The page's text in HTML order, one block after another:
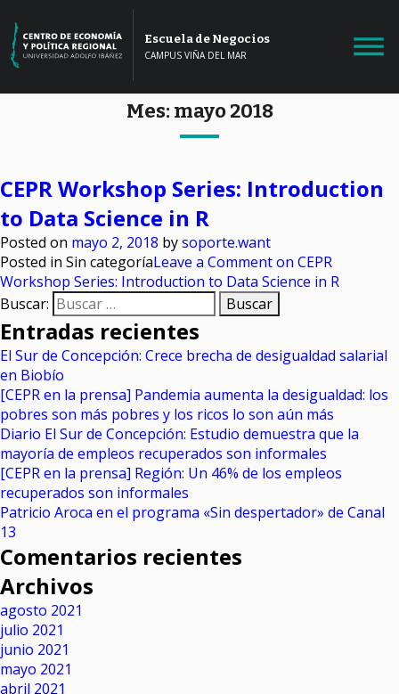
Escuela de Negocios
CAMPUS VIÑA DEL MAR
Mes:mayo 2018
CEPR Workshop Series: Introduction
to Data Science in R
Posted on mayo 2, 2018 bysoporte.want
Posted in Sin categoríaLeave a Commenton CEPR
Workshop Series: Introduction to Data Science in R
Buscar:
Entradas recientes
El Sur de Concepción: Crece brecha de desigualdad salarial
en Biobío
[CEPR en la prensa] Pandemia aumenta la desigualdad: los
pobres son más pobres y los ricos lo son aún más
Diario El Sur de Concepción: Estudio demuestra que la
mayoría de empleos recuperados son informales
[CEPR en la prensa] Región: Un 46% de los empleos
recuperados son informales
Patricio Aroca en el programa «Sin despertador» de Canal
13
Comentarios recientes
Archivos
agosto 2021
julio 2021
junio 2021
mayo 2021
abril 2021